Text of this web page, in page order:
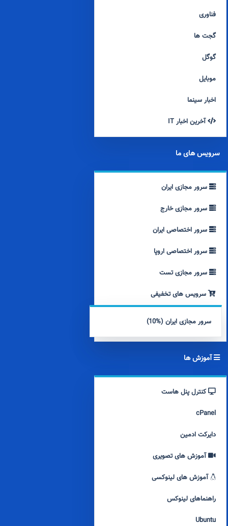
فناوری
گجت ها
گوگل
موبایل
اخبار سینما
آخرین اخبار IT
سرویس های ما
سرور مجازی ایران
سرور مجازی خارج
سرور اختصاصی ایران
سرور اختصاصی اروپا
سرور مجازی تست
سرویس های تخفیفی
سرور مجازی ایران (%10)
آموزش ها
کنترل پنل هاست
cPanel
دایرکت ادمین
آموزش های تصویری
آموزش های لینوکسی
راهنماهای لینوکس
Ubuntu